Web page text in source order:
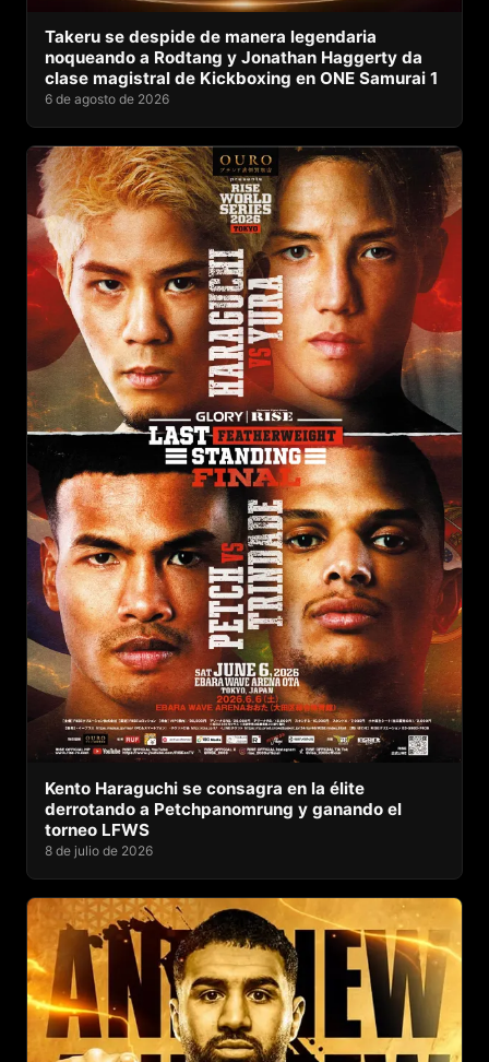
Takeru se despide de manera legendaria
noqueando a Rodtang y Jonathan Haggerty da
clase magistral de Kickboxing en ONE Samurai 1
6 de agosto de 2026
Kento Haraguchi se consagra en la élite
derrotando a Petchpanomrung y ganando el
torneo LFWS
8 de julio de 2026